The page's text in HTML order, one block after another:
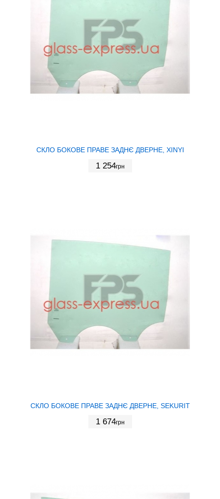
СКЛО БОКОВЕ ПРАВЕ ЗАДНЄ ДВЕРНЕ, XINYI
1 254грн
СКЛО БОКОВЕ ПРАВЕ ЗАДНЄ ДВЕРНЕ, SEKURIT
1 674грн